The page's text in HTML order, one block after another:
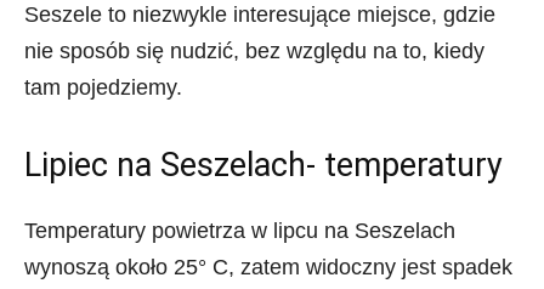
Seszele to niezwykle interesujące miejsce, gdzie
nie sposób się nudzić, bez względu na to, kiedy
tam pojedziemy.
Lipiec na Seszelach- temperatury
Temperatury powietrza w lipcu na Seszelach
wynoszą około 25° C, zatem widoczny jest spadek